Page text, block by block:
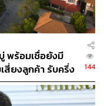
พร้อมเชื่อยังมี
สี่ยงลูกค้า รับครึ่ง
อยกู้เฉพาะ
144